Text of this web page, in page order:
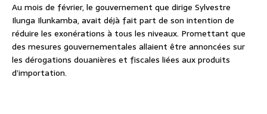
Au mois de février, le gouvernement que dirige Sylvestre
Ilunga Ilunkamba, avait déjà fait part de son intention de
réduire les exonérations à tous les niveaux. Promettant que
des mesures gouvernementales allaient être annoncées sur
les dérogations douanières et fiscales liées aux produits
d’importation.